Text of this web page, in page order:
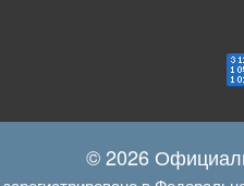
© 2026